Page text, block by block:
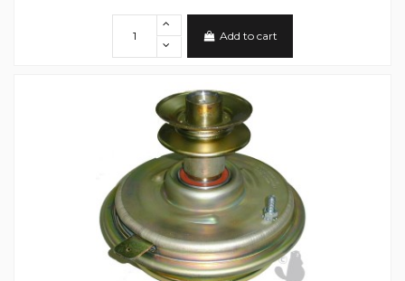
Add to cart